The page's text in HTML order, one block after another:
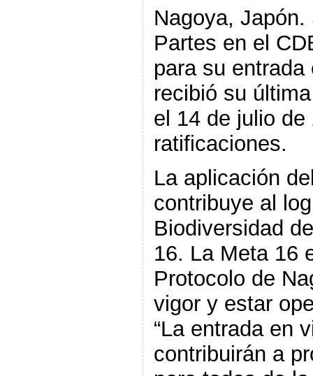
Nagoya,
Partes en el
para su
recibió su
el 14 de julio
ratificaciones.
La aplicación
contribuye al
Biodiversidad
16. La Meta 16
Protocolo de
vigor y estar
“La entrada en
contribuirán a